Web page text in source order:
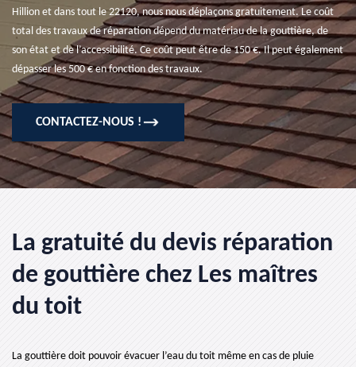
Hillion et dans tout le 22120, nous nous déplaçons gratuitement. Le coût
total des travaux de réparation dépend du matériau de la gouttière, de
son état et de l’accessibilité. Ce coût peut être de 150 €. Il peut également
dépasser les 500 € en fonction des travaux.
CONTACTEZ-NOUS !
La gratuité du devis réparation
de gouttière chez Les maîtres
du toit
La gouttière doit pouvoir évacuer l’eau du toit même en cas de pluie